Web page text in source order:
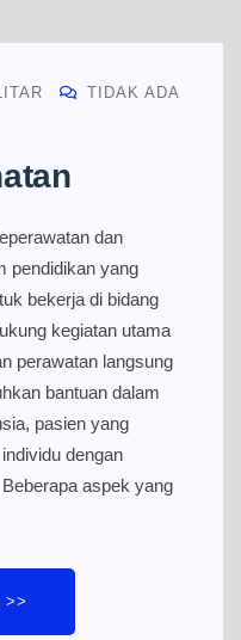
TIDAK ADA
dan
pendidikan yang
bekerja di bidang
kegiatan utama
perawatan langsung
bantuan dalam
pasien yang
dengan
aspek yang
>>